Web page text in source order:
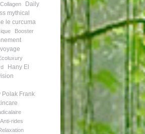
Collagen
Daily
mythical
le curcuma
Booster
voyage
Hany El
Polak Frank
Anti-rides